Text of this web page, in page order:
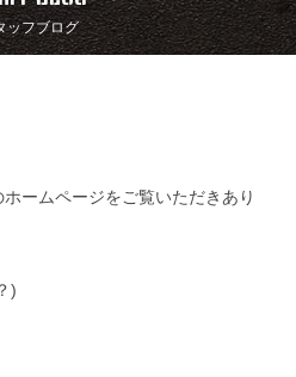
地図
注文販売
ッフブログ
ームページをご覧いただきあり
)